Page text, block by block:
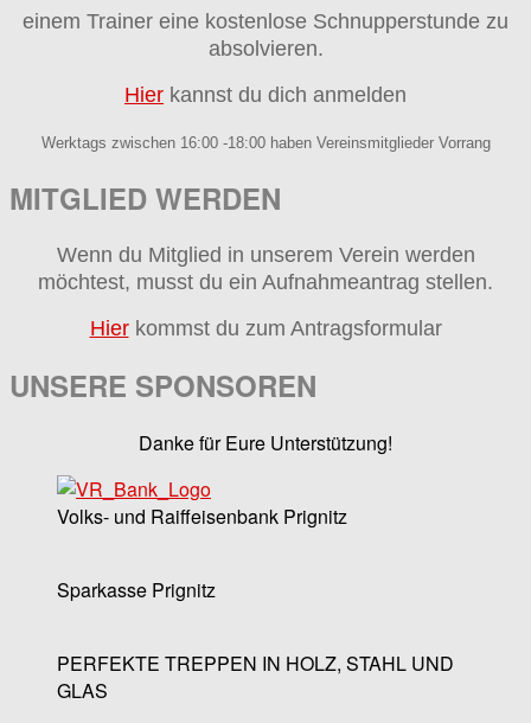
einem Trainer eine kostenlose Schnupperstunde zu
absolvieren.
Hier kannst du dich anmelden
Werktags zwischen 16:00 -18:00 haben Vereinsmitglieder Vorrang
MITGLIED WERDEN
Wenn du Mitglied in unserem Verein werden
möchtest, musst du ein Aufnahmeantrag stellen.
Hierkommst du zum Antragsformular
UNSERE SPONSOREN
Danke für Eure Unterstützung!
Volks- und Raiffeisenbank Prignitz
Sparkasse Prignitz
PERFEKTE TREPPEN IN HOLZ, STAHL UND
GLAS